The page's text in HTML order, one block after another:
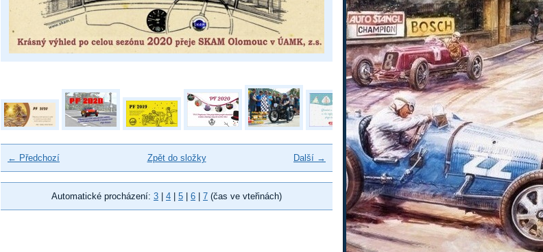
← Předchozí Další →
Zpět do složky
Automatické procházení: 3 4 5 6 7 (čas ve vteřinách)